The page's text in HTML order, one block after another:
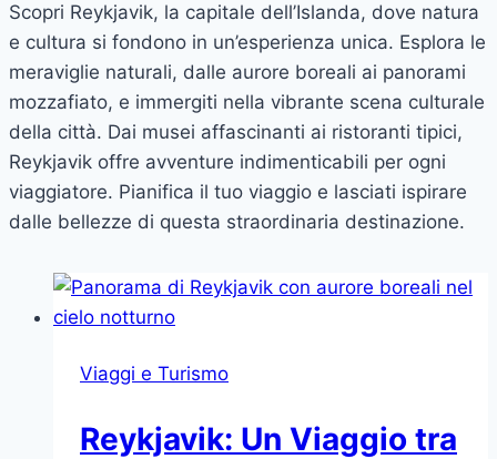
Scopri Reykjavik, la capitale dell’Islanda, dove natura
e cultura si fondono in un’esperienza unica. Esplora le
meraviglie naturali, dalle aurore boreali ai panorami
mozzafiato, e immergiti nella vibrante scena culturale
della città. Dai musei affascinanti ai ristoranti tipici,
Reykjavik offre avventure indimenticabili per ogni
viaggiatore. Pianifica il tuo viaggio e lasciati ispirare
dalle bellezze di questa straordinaria destinazione.
Viaggi e Turismo
Reykjavik: Un Viaggio tra